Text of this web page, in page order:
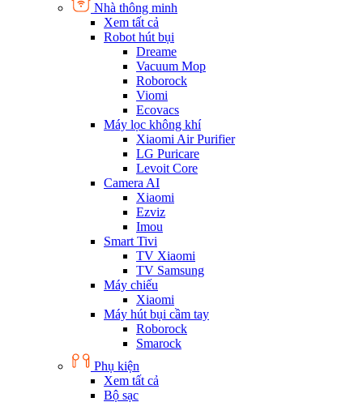
Nhà thông minh
Xem tất cả
Robot hút bụi
Dreame
Vacuum Mop
Roborock
Viomi
Ecovacs
Máy lọc không khí
Xiaomi Air Purifier
LG Puricare
Levoit Core
Camera AI
Xiaomi
Ezviz
Imou
Smart Tivi
TV Xiaomi
TV Samsung
Máy chiếu
Xiaomi
Máy hút bụi cầm tay
Roborock
Smarock
Phụ kiện
Xem tất cả
Bộ sạc